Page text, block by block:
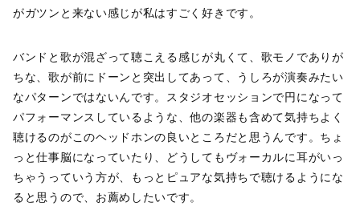
がガツンと来ない感じが私はすごく好きです。
バンドと歌が混ざって聴こえる感じが丸くて、歌モノでありが
ちな、歌が前にドーンと突出してあって、うしろが演奏みたい
なパターンではないんです。スタジオセッションで円になって
パフォーマンスしているような、他の楽器も含めて気持ちよく
聴けるのがこのヘッドホンの良いところだと思うんです。ちょ
っと仕事脳になっていたり、どうしてもヴォーカルに耳がいっ
ちゃうっていう方が、もっとピュアな気持ちで聴けるようにな
ると思うので、お薦めしたいです。